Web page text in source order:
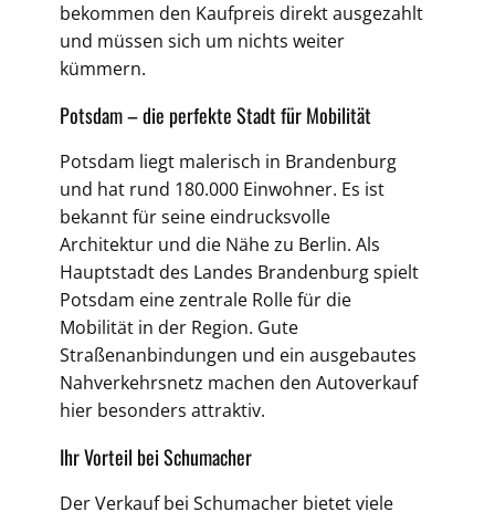
bekommen den Kaufpreis direkt ausgezahlt
und müssen sich um nichts weiter
kümmern.
Potsdam – die perfekte Stadt für Mobilität
Potsdam liegt malerisch in Brandenburg
und hat rund 180.000 Einwohner. Es ist
bekannt für seine eindrucksvolle
Architektur und die Nähe zu Berlin. Als
Hauptstadt des Landes Brandenburg spielt
Potsdam eine zentrale Rolle für die
Mobilität in der Region. Gute
Straßenanbindungen und ein ausgebautes
Nahverkehrsnetz machen den Autoverkauf
hier besonders attraktiv.
Ihr Vorteil bei Schumacher
Der Verkauf bei Schumacher bietet viele